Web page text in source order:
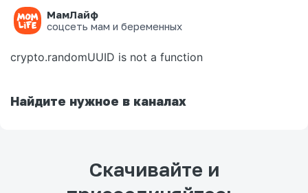
МамЛайф
соцсеть мам и беременных
Ошибка на странице
crypto.randomUUID is not a function
Найдите нужное в каналах
Скачивайте и